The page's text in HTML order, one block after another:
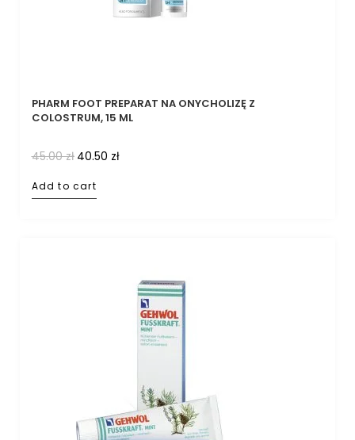
PHARM FOOT PREPARAT NA ONYCHOLIZĘ Z
COLOSTRUM, 15 ML
45.00zł 40.50 zł
Add to cart